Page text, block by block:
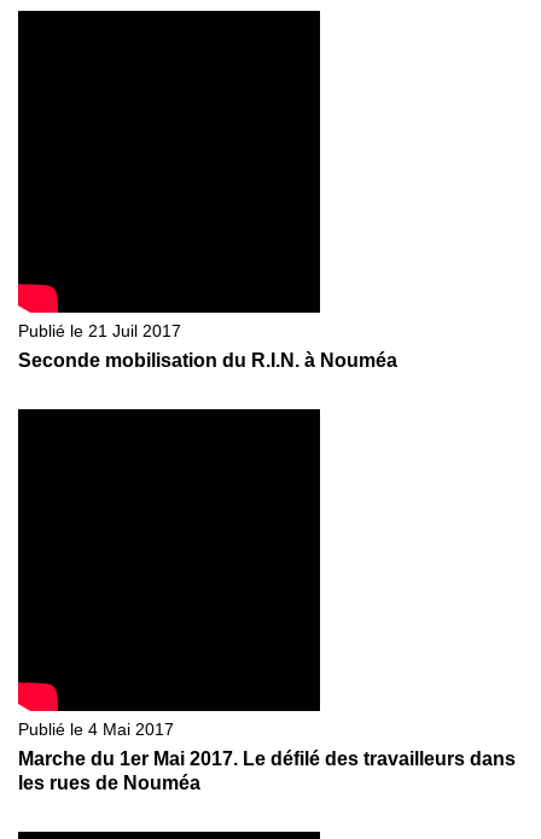
Publié le 21 Juil 2017
Seconde mobilisation du R.I.N. à Nouméa
Publié le 4 Mai 2017
Marche du 1er Mai 2017. Le défilé des travailleurs dans
les rues de Nouméa